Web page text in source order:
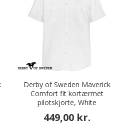
Derby of Sweden Maverick
Comfort fit kortærmet
pilotskjorte, White
449,00 kr.